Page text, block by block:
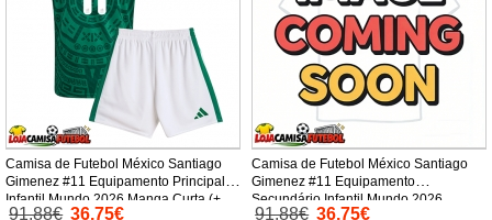
Camisa de Futebol México Santiago
Gimenez #11 Equipamento Principal
Infantil Mundo 2026 Manga Curta (+
Calças curtas)
91.88€ 36.75€
Camisa de Futebol México Santiago
Gimenez #11 Equipamento
Secundário Infantil Mundo 2026
Manga Curta (+ Calças curtas)
91.88€ 36.75€